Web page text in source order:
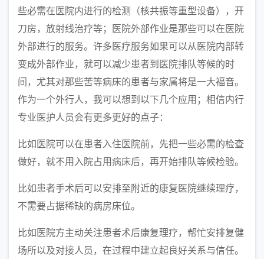
些必需在医院内进行的检测（核共振等重型设备），开
刀房，放射线治疗等；医院外部作业是那些可以在医院
外部进行的服务。许多医疗服务如果可以从医院内部转
变成外部作业，就可以减少患者到医院排队等候的时
间，尤其对那些苦等病床的患者与家属将是一大福音。
作为一个外行人，我可以想到以下几个应用；相信内行
专业医护人员会有更多更好的点子：
比如医院可以在患者入住医院前，先把一些必需的检查
做好，就不用入院占用病床后，再开始排队等候检验。
比如患者手术后可以安排至附近的康复医院继续理疗，
不需要占据稀缺的病房床位。
比如医院方主动关注患者术后康复理疗，帮忙安排复健
场所以及对接人员，在过程中建立起良好关系与信任。